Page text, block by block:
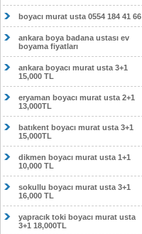
boyacı murat usta 0554 184 41 66
ankara boya badana ustası ev
boyama fiyatları
ankara boyacı murat usta 3+1
15,000 TL
eryaman boyacı murat usta 2+1
13,000TL
batıkent boyacı murat usta 3+1
15,000TL
dikmen boyacı murat usta 1+1
10,000 TL
sokullu boyacı murat usta 3+1
16,000 TL
yapracık toki boyacı murat usta
3+1 18,000TL